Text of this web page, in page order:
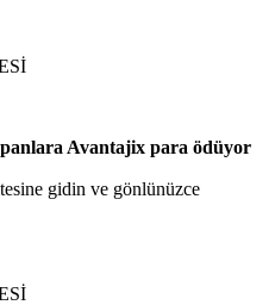
Avantajix para ödüyor
gidin ve gönlünüzce